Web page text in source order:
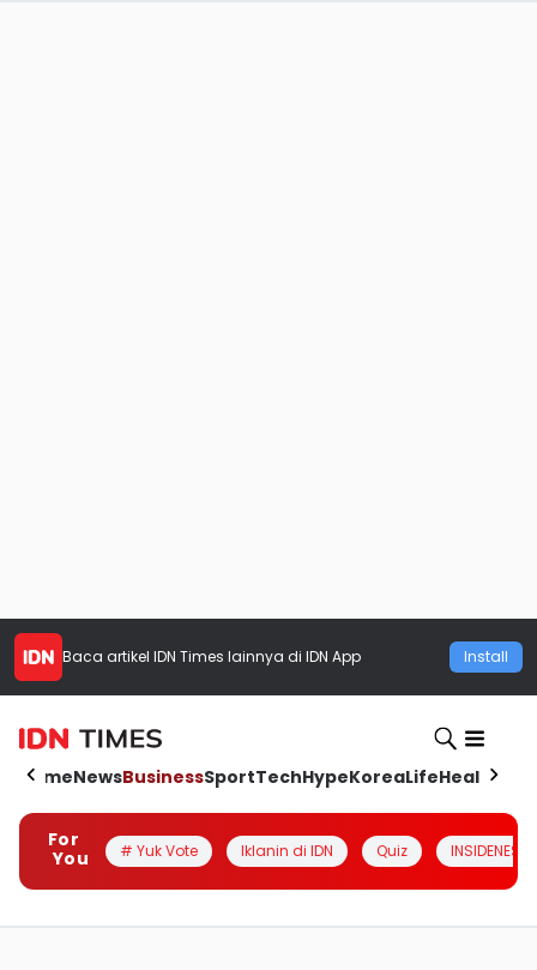
Baca artikel IDN Times lainnya di IDN App Install
HomeNewsBusinessSportTechHypeKoreaLifeHealth
For
You
# Yuk Vote Iklanin di IDN Quiz INSIDENESIA